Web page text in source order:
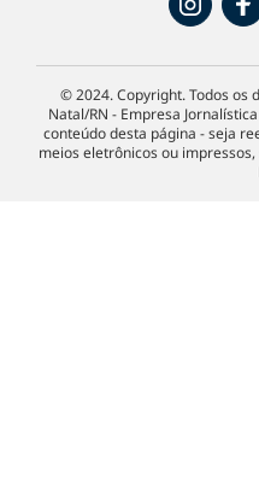
© 2024. Copyright. Todos os
Natal/RN - Empresa
conteúdo desta página - seja
meios eletrônicos ou